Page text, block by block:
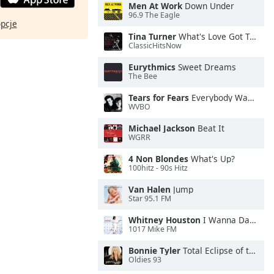
Men At WorkDown Under
96.9 The Eagle
Tina Turner What's Love Got To Do With It
ClassicHitsNow
Eurythmics Sweet Dreams
The Bee
Tears for Fears Everybody Wants To Rule the World
WVBO
Michael Jackson Beat It
WGRR
4 Non Blondes What's Up?
100hitz - 90s Hitz
Van Halen Jump
Star 95.1 FM
Whitney Houston I Wanna Dance With Somebody
1017 Mike FM
Bonnie Tyler Total Eclipse of the Heart
Oldies 93